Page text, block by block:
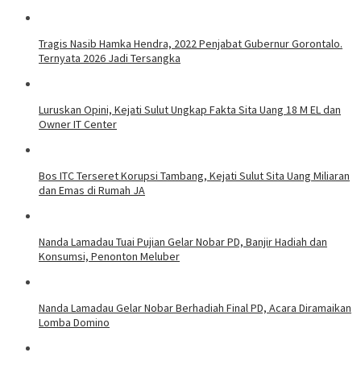
Tragis Nasib Hamka Hendra, 2022 Penjabat Gubernur Gorontalo.
Ternyata 2026 Jadi Tersangka
Luruskan Opini, Kejati Sulut Ungkap Fakta Sita Uang 18 M EL dan
Owner IT Center
Bos ITC Terseret Korupsi Tambang, Kejati Sulut Sita Uang Miliaran
dan Emas di Rumah JA
Nanda Lamadau Tuai Pujian Gelar Nobar PD, Banjir Hadiah dan
Konsumsi, Penonton Meluber
Nanda Lamadau Gelar Nobar Berhadiah Final PD, Acara Diramaikan
Lomba Domino